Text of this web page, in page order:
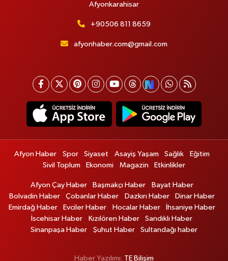
Afyonkarahisar
+90506 811 8659
afyonhaber.com@gmail.com
Afyon Haber Spor Siyaset Asayiş Yaşam Sağlık
Eğitim
Sivil Toplum
Ekonomi Magazin Etkinlikler
Afyon Çay Haber Başmakçı Haber
Bayat Haber
Bolvadin Haber
Çobanlar Haber Dazkırı Haber
Dinar Haber
Emirdağ Haber
Evciler Haber Hocalar Haber
İhsaniye Haber
İscehisar Haber
Kızılören Haber
Sandıklı Haber
Sinanpaşa Haber
Şuhut Haber Sultandağı haber
Haber Yazılımı: TE Bilişim